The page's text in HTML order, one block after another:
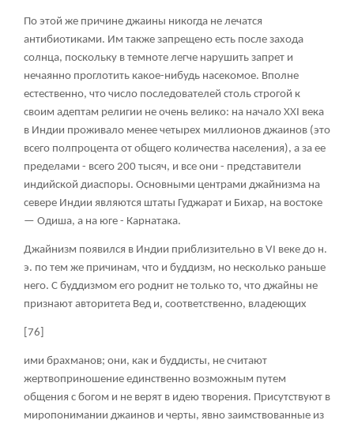
По этой же причине джаины никогда не лечатся
антибиотиками. Им также запрещено есть после захода
солнца, поскольку в темноте легче нарушить запрет и
нечаянно проглотить какое-нибудь насекомое. Вполне
естественно, что число последователей столь строгой к
своим адептам религии не очень велико: на начало XXI века
в Индии проживало менее четырех миллионов джаинов (это
всего полпроцента от общего количества населения), а за ее
пределами - всего 200 тысяч, и все они - представители
индийской диаспоры. Основными центрами джайнизма на
севере Индии являются штаты Гуджарат и Бихар, на востоке
— Одиша, а на юге - Карнатака.
Джайнизм появился в Индии приблизительно в VI веке до н.
э. по тем же причинам, что и буддизм, но несколько раньше
него. С буддизмом его роднит не только то, что джайны не
признают авторитета Вед и, соответственно, владеющих
[76]
ими брахманов; они, как и буддисты, не считают
жертвоприношение единственно возможным путем
общения с богом и не верят в идею творения. Присутствуют в
миропонимании джаинов и черты, явно заимствованные из